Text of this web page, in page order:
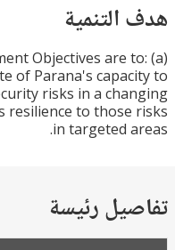
Objectives are
State of Parana's
security risks in a
resilience to
in targeted
رئيسة